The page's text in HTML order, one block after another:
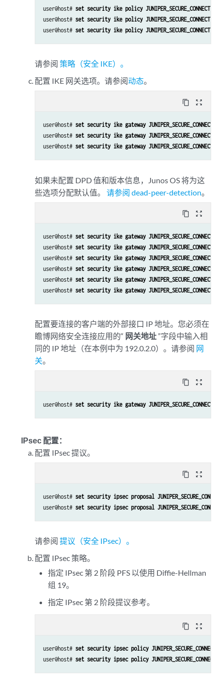
set security tcp-encap profile SSL-VPN ssl-profile Juniper_SCC-SSL-
set security policies from-zone trust to-zone VPN policy
set security policies from-zone trust to-zone VPN policy
set security policies from-zone trust to-zone VPN policy
set security policies from-zone VPN to-zone trust policy
set security policies from-zone VPN to-zone trust policy
set interfaces ge-0/0/0 unit 0 family inet address 192.0.2.0/24
set interfaces ge-0/0/1 unit 0 family inet address 198.51.100.0/24
set security zones security-zone trust host-inbound-traffic system-
set security zones security-zone trust host-inbound-traffic
set security zones security-zone trust interfaces ge-0/0/0.0
set security zones security-zone VPN host-inbound-traffic system-
set security zones security-zone VPN interface st0.0
set security zones security-zone VPN interfaces ge-0/0/1.0
user@host# set security ike policy JUNIPER_SECURE_CONNECT
user@host# set security ike policy JUNIPER_SECURE_CONNECT
user@host#
请参阅 策略（安全 IKE）。
配置 IKE 网关选项。请参阅动态。
content_copy zoom_out_map
user@host# set security ike gateway
user@host# set security ike gateway
user@host# set security ike gateway JUNIPER_SECURE_CONNECT
如果未配置 DPD 值和版本信息，Junos OS 将为这
些选项分配默认值。 请参阅 dead-peer-detection。
content_copy zoom_out_map
user@host# set security ike gateway
user@host# set security ike gateway
user@host# set security ike gateway
user@host# set security ike gateway
user@host# set security ike gateway
user@host# set security ike gateway
配置要连接的客户端的外部接口 IP 地址。您必须在
瞻博网络安全连接应用的“ 网关地址”字段中输入相
同的 IP 地址（在本例中为 192.0.2.0）。请参阅 网
关。
content_copy zoom_out_map
user@host# set security ike gateway
IPsec 配置：
配置 IPsec 提议。
content_copy zoom_out_map
user@host# set security ipsec proposal
user@host# set security ipsec proposal
请参阅 提议（安全 IPsec）。
配置 IPsec 策略。
指定 IPsec 第 2 阶段 PFS 以使用 Diffie-Hellman
组 19。
指定 IPsec 第 2 阶段提议参考。
content_copy zoom_out_map
user@host# set security ipsec policy
user@host# set security ipsec policy JUNIPER_SECURE_CONNECT